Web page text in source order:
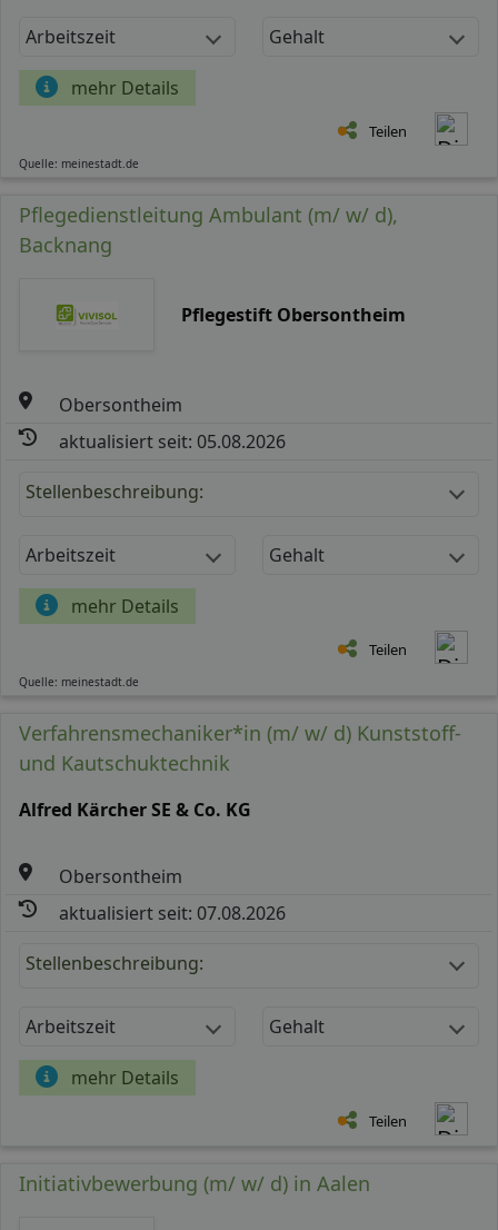
Arbeitszeit Gehalt
mehr Details
Teilen
Quelle: meinestadt.de
Pflegedienstleitung Ambulant (m/ w/ d),
Backnang
Pflegestift Obersontheim
Obersontheim
aktualisiert seit: 05.08.2026
Stellenbeschreibung:
Arbeitszeit Gehalt
mehr Details
Teilen
Quelle: meinestadt.de
Verfahrensmechaniker*in (m/ w/ d) Kunststoff-
und Kautschuktechnik
Alfred Kärcher SE & Co. KG
Obersontheim
aktualisiert seit: 07.08.2026
Stellenbeschreibung:
Arbeitszeit Gehalt
mehr Details
Teilen
Initiativbewerbung (m/ w/ d) in Aalen